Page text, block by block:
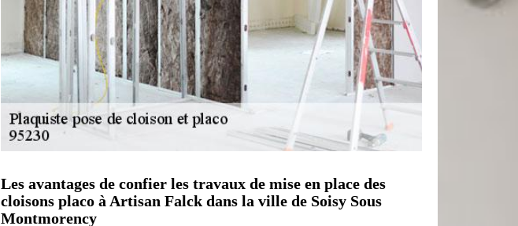
Les avantages de confier les travaux de mise en place des
cloisons placo à Artisan Falck dans la ville de Soisy Sous
Montmorency